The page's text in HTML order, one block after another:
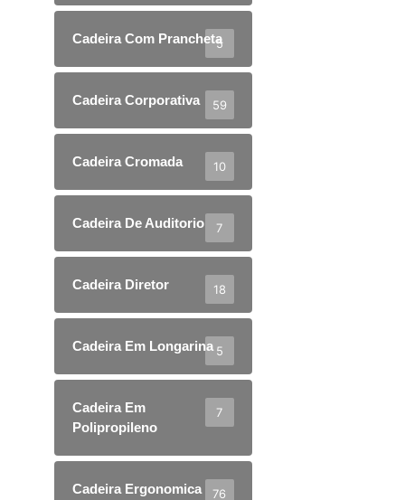
Cadeira Com Prancheta
5
Cadeira Corporativa 59
Cadeira Cromada 10
Cadeira De Auditorio 7
Cadeira Diretor 18
Cadeira Em Longarina 5
Cadeira Em
Polipropileno
7
Cadeira Ergonomica 76